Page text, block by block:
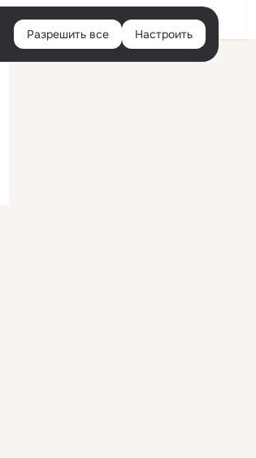
Войти
Разрешить все Настроить